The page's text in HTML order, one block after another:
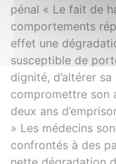
pénal « Le fait de
comportements
effet une
susceptible de
dignité, d’altérer
compromettre son
deux ans
» Les médecins
confrontés à des